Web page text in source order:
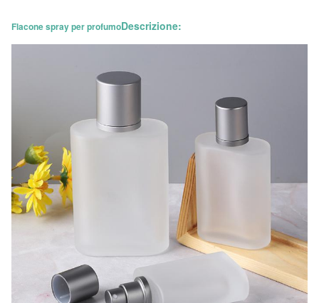
Flacone spray per profumoDescrizione: